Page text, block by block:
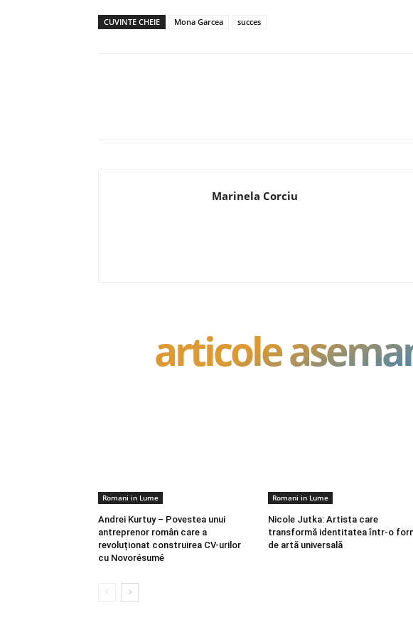
CUVINTE CHEIE Mona Garcea succes
Marinela Corciu
articole
Romani in Lume
Andrei Kurtuy – Povestea unui
antreprenor român care a
revoluționat construirea CV-urilor
cu Novorésumé
Romani in Lume
Nicole Jutka: Artista care
transformă identitatea într-o
de artă universală